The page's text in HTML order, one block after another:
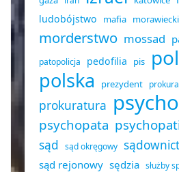
ludobójstwo mafia morawiecki
morderstwo mossad
patopolicja pedofilia pis
polska prezydent
prokuratura
psychopata
sąd sąd okręgowy
sąd rejonowy sędzia służby